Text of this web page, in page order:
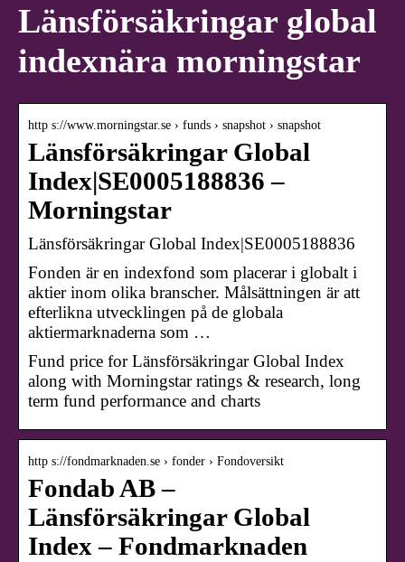
Länsförsäkringar global
indexnära morningstar
http s://www.morningstar.se › funds › snapshot › snapshot
Länsförsäkringar Global
Index|SE0005188836 –
Morningstar
Länsförsäkringar Global Index|SE0005188836
Fonden är en indexfond som placerar i globalt i
aktier inom olika branscher. Målsättningen är att
efterlikna utvecklingen på de globala
aktiermarknaderna som …
Fund price for Länsförsäkringar Global Index
along with Morningstar ratings & research, long
term fund performance and charts
http s://fondmarknaden.se › fonder › Fondoversikt
Fondab AB –
Länsförsäkringar Global
Index – Fondmarknaden